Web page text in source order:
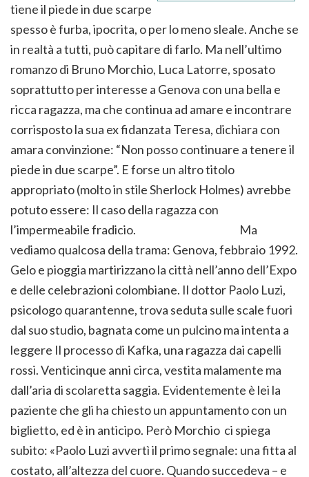
tiene il piede in due scarpe
spesso è furba, ipocrita, o per lo meno sleale. Anche se
in realtà a tutti, può capitare di farlo. Ma nell’ultimo
romanzo di Bruno Morchio, Luca Latorre, sposato
soprattutto per interesse a Genova con una bella e
ricca ragazza, ma che continua ad amare e incontrare
corrisposto la sua ex fidanzata Teresa, dichiara con
amara convinzione: “Non posso continuare a tenere il
piede in due scarpe”. E forse un altro titolo
appropriato (molto in stile Sherlock Holmes) avrebbe
potuto essere: Il caso della ragazza con
l’impermeabile fradicio. Ma
vediamo qualcosa della trama: Genova, febbraio 1992.
Gelo e pioggia martirizzano la città nell’anno dell’Expo
e delle celebrazioni colombiane. Il dottor Paolo Luzi,
psicologo quarantenne, trova seduta sulle scale fuori
dal suo studio, bagnata come un pulcino ma intenta a
leggere Il processo di Kafka, una ragazza dai capelli
rossi. Venticinque anni circa, vestita malamente ma
dall’aria di scolaretta saggia. Evidentemente è lei la
paziente che gli ha chiesto un appuntamento con un
biglietto, ed è in anticipo. Però Morchio ci spiega
subito: «Paolo Luzi avvertì il primo segnale: una fitta al
costato, all’altezza del cuore. Quando succedeva – e